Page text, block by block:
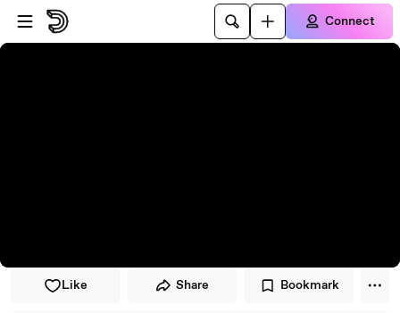
Skip to player
Skip to main content
Connect
Like Share Bookmark